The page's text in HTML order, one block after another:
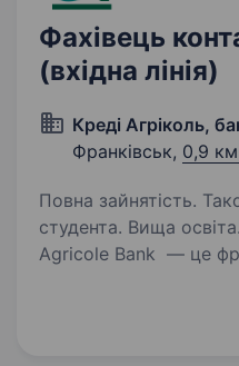
Фахівець
(вхідна лінія)
Креді Агріколь,
Франківськ, 0,9 км
Повна зайнятість.
студента. Вища освіта. Опис вакансіїCredit
Agricole Bank — це